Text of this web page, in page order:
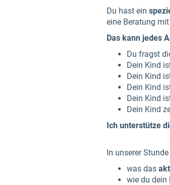
Du hast ein
eine Beratung
Das kann jedes
Du fragst
Dein Kind
Dein Kind
Dein Kind
Dein Kind
Dein Kind
Ich unterstütze
In unserer
was das
wie du dein